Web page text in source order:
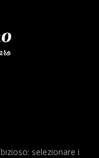
selezionare i